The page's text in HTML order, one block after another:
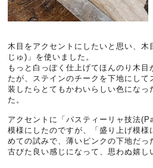
木目をアクセントにしたいと思い、木
じゅ)」を使いました。
もっと白っぽく仕上げてほんのり木目
たが、ステインのチークを下地にして
装したらとてもかわいらしい色になっ
た。
アクセントに「パスティーリャ技法
模様にしたのですが、「盛り上げ模様
めての試みで、薄いピンクの下地だ
古びた良い感じになって、思わぬ嬉し